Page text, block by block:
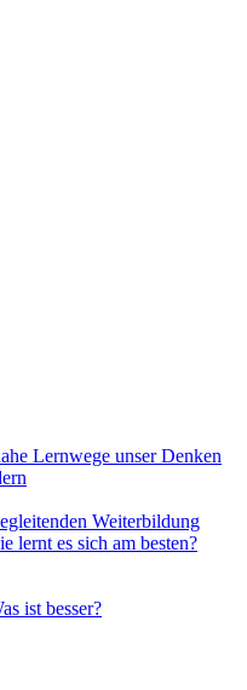
Lernwege unser Denken
Weiterbildung
lernt es sich am besten?
ist besser?